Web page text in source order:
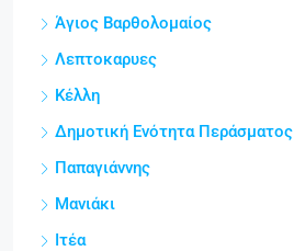
Άγιος Βαρθολομαίος
Λεπτοκαρυες
Κέλλη
Δημοτική Ενότητα Περάσματος
Παπαγιάννης
Μανιάκι
Ιτέα